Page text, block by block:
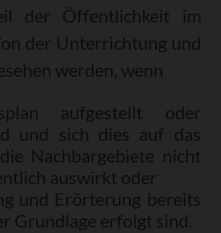
der Öffentlichkeit im
der Unterrichtung und
werden, wenn
aufgestellt oder
und sich dies auf das
Nachbargebiete nicht
auswirkt oder
und Erörterung bereits
Grundlage erfolgt sind.